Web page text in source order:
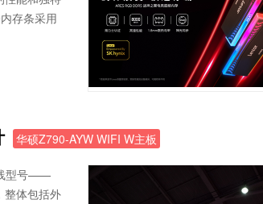
存条采用
华硕Z790-AYW WIFI W主板
型号——
整体包括外